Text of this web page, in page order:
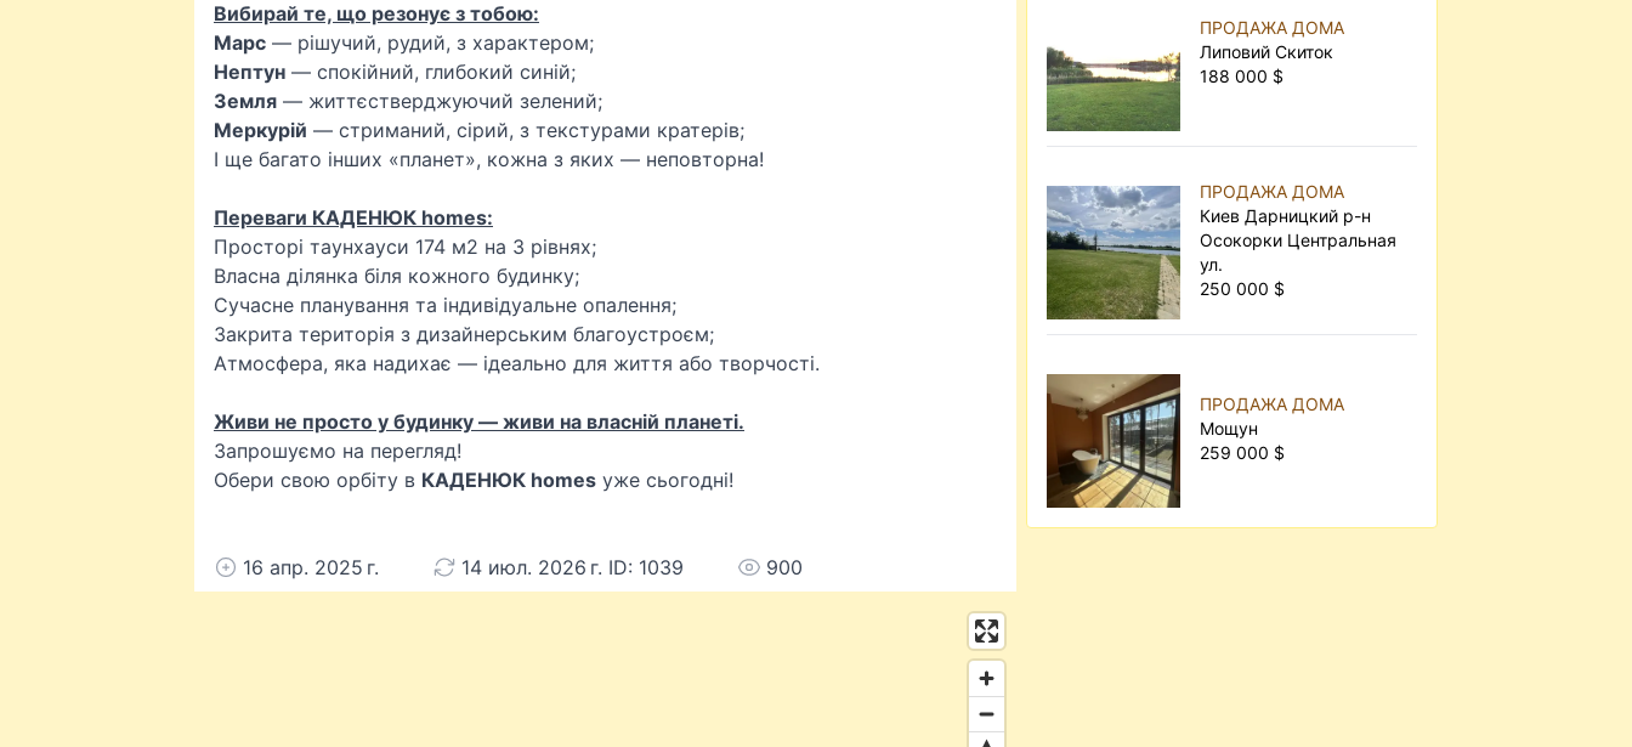
Вибирай те, що резонує з тобою:
Марс — рішучий, рудий, з характером;
Нептун — спокійний, глибокий синій;
Земля — життєстверджуючий зелений;
Меркурій — стриманий, сірий, з текстурами кратерів;
І ще багато інших «планет», кожна з яких — неповторна!
Переваги КАДЕНЮК homes:
Просторі таунхауси 174 м2 на 3 рівнях;
Власна ділянка біля кожного будинку;
Сучасне планування та індивідуальне опалення;
Закрита територія з дизайнерським благоустроєм;
Атмосфера, яка надихає — ідеально для життя або творчості.
Живи не просто у будинку — живи на власній планеті.
Запрошуємо на перегляд!
Обери свою орбіту в КАДЕНЮК homes уже сьогодні!
16 апр. 2025 г. 14 июл. 2026 г. ID: 1039 900
ПРОДАЖА ДОМА
Липовий Скиток
188 000 $
ПРОДАЖА ДОМА
Киев Дарницкий р-н
Осокорки Центральная
ул.
250 000 $
ПРОДАЖА ДОМА
Мощун
259 000 $